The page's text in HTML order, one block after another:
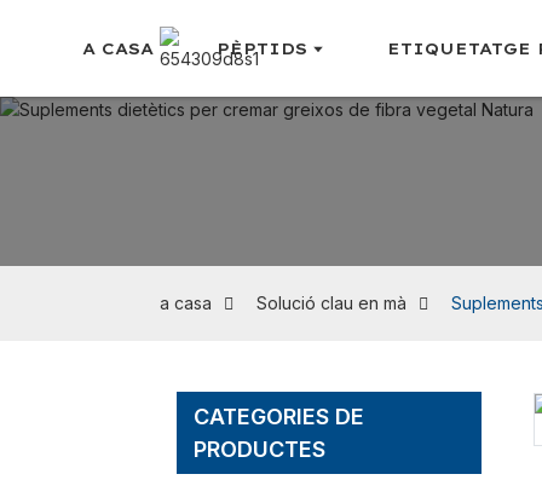
A CASA PÈPTIDS ETIQUETATGE
a casa Solució clau en mà
CATEGORIES DE
PRODUCTES
Loading...
Loading...